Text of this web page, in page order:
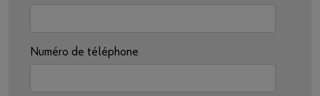
Numéro de téléphone